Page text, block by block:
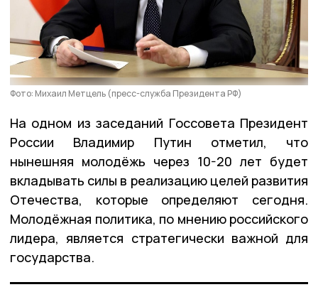
Фото: Михаил Метцель (пресс-служба Президента РФ)
На одном из заседаний Госсовета Президент
России Владимир Путин отметил, что
нынешняя молодёжь через 10-20 лет будет
вкладывать силы в реализацию целей развития
Отечества, которые определяют сегодня.
Молодёжная политика, по мнению российского
лидера, является стратегически важной для
государства.